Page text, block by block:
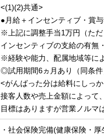
<(1)(2)共通>
●月給＋インセンティブ・賞
※上記に調整手当1万円（ただ
インセンティブの支給の有無
※経験や能力、配属地域等に
◎試用期間6ヵ月あり（同条件
<がんばった分は給料にしっ
接客人数や売上金額によって
目標はありますが営業ノルマ
・社会保険完備(健康保険・